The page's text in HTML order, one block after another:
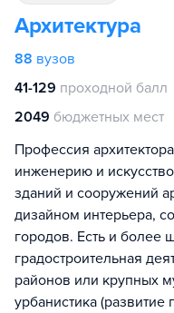
Архитектура
88 вузов
41-129 проходной балл
2049 бюджетных мест
Профессия
инженерию и
зданий и сооружений
дизайном интерьера,
городов. Есть и более
градостроительная
районов или крупных
урбанистика